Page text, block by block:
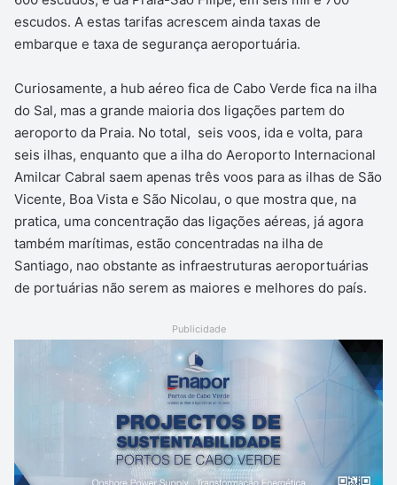
escudos. A estas tarifas acrescem ainda taxas de
embarque e taxa de segurança aeroportuária.
Curiosamente, a hub aéreo fica de Cabo Verde fica na ilha
do Sal, mas a grande maioria dos ligações partem do
aeroporto da Praia. No total, seis voos, ida e volta, para
seis ilhas, enquanto que a ilha do Aeroporto Internacional
Amilcar Cabral saem apenas três voos para as ilhas de São
Vicente, Boa Vista e São Nicolau, o que mostra que, na
pratica, uma concentração das ligações aéreas, já agora
também marítimas, estão concentradas na ilha de
Santiago, nao obstante as infraestruturas aeroportuárias
de portuárias não serem as maiores e melhores do país.
Publicidade